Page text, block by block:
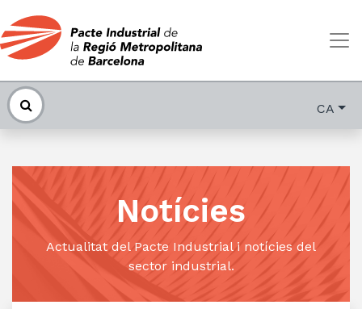
CA
Notícies
Actualitat del Pacte Industrial i notícies del
sector industrial.